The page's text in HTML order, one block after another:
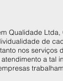
Qualidade
de
nos
a